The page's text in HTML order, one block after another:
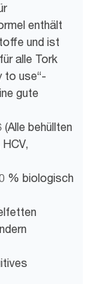
enthält
und ist
alle Tork
to use“-
gute
behüllten
% biologisch